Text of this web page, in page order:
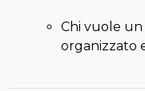
Chi vuole
organizzato